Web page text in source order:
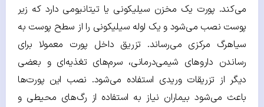
می‌کند. پورت یک مخزن سیلیکونی یا تیتانیومی دارد که زیر
پوست نصب می‌شود و یک لوله سیلیکونی را از سطح پوست به
سیاهرگ مرکزی می‌رساند. تزریق داخل پورت معمولا برای
رساندن داروهای شیمی‌درمانی، سرم‌های تغذیه‌ای و بعضی
دیگر از تزریقات وریدی استفاده می‌شود. نصب این پورت‌ها
باعث می‌شود بیماران نیاز به استفاده از رگ‌های محیطی و